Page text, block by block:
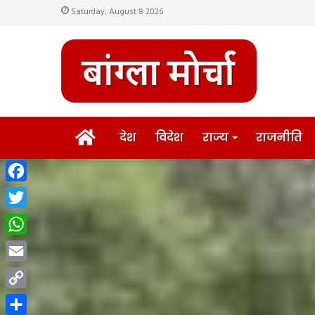
Saturday, August 8 2026
HOMEदेश विदेश राज्य राजनीति
Facebook
Twitter
WhatsApp
Email
Copy